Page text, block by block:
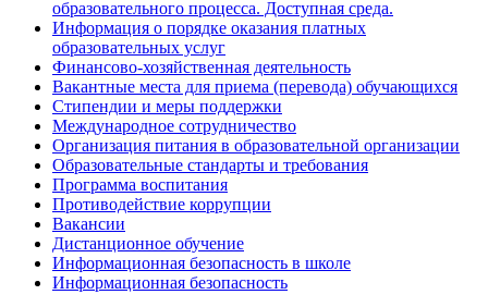
образовательного процесса. Доступная среда.
Информация о порядке оказания платных
образовательных услуг
Финансово-хозяйственная деятельность
Вакантные места для приема (перевода) обучающихся
Стипендии и меры поддержки
Международное сотрудничество
Организация питания в образовательной организации
Образовательные стандарты и требования
Программа воспитания
Противодействие коррупции
Вакансии
Дистанционное обучение
Информационная безопасность в школе
Информационная безопасность